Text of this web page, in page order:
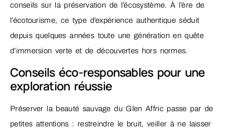
conseils sur la préservation de l’écosystème. À l’ère de
l’écotourisme, ce type d’expérience authentique séduit
depuis quelques années toute une génération en quête
d’immersion verte et de découvertes hors normes.
Conseils éco-responsables pour une
exploration réussie
Préserver la beauté sauvage du Glen Affric passe par de
petites attentions : restreindre le bruit, veiller à ne laisser